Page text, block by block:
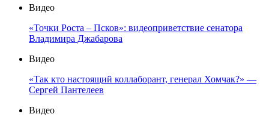
Видео
«Точки Роста – Псков»: видеоприветствие сенатора
Владимира Джабарова
Видео
«Так кто настоящий коллаборант, генерал Хомчак?» —
Сергей Пантелеев
Видео